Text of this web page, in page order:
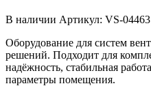
В наличии Артикул: VS-04463
Оборудование для систем
решений. Подходит для
надёжность, стабильная
параметры помещения.